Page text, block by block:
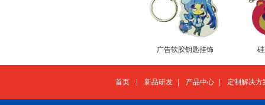
广告软胶钥匙挂饰
首页 新品研发 产品中心 定制解决方